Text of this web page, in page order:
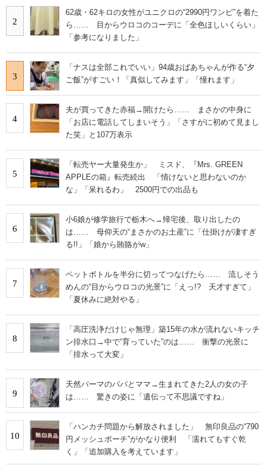
2
62歳・62キロの女性がユニクロの“2990円ワンピ”を着た
ら…… 目からウロコのコーデに「全色ほしいくらい」
「参考になりました」
3
「ナスは全部これでいい」94歳おばあちゃんが作る“夕
ご飯”がすごい！「真似してみます」「憧れます」
4
夫が買ってきた赤福→開けたら…… まさかの中身に
「お店に電話してしまいそう」「さすがに初めて見まし
た笑」と107万表示
5
「転売ヤー大量発生か」 ミスド、『Mrs. GREEN
APPLEの箱』転売続出 「情けないと思わないのか
な」「呆れるわ」 2500円での出品も
6
小6娘が修学旅行で栃木へ→帰宅後、取り出したの
は…… 母仰天の“まさかのお土産”に「仕掛けが凄すぎ
る!!」「娘から賄賂がw」
7
ペットボトルを半分に切ってつなげたら…… 流しそう
めんの“目からウロコの光景”に「えっ!? 天才すぎて」
「夏休みに絶対やる」
8
「高圧洗浄だけじゃ無理」築15年の水が流れないキッチ
ン排水口→中で“育っていた”のは…… 衝撃の光景に
「排水って大変」
9
天然パーマのパパとママ→生まれてきた2人の女の子
は…… 驚きの姿に「遺伝って不思議ですね」
10
「ハンカチ問題から解放されました」 無印良品の“790
円メッシュポーチ”がかなり便利 「濡れてもすぐ乾
く」「追加購入を考えています」